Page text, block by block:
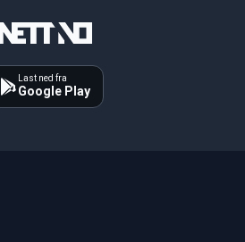
Last ned fra
Google Play